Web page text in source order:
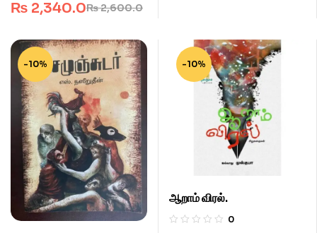
₨2,600.0
₨ 2,340.0
-10% -10%
ஆறாம் விரல்.
0